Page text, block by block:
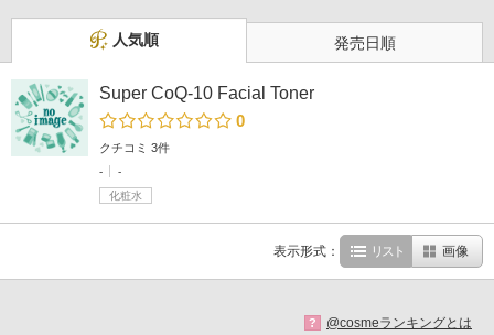
人気順 発売日順
Super CoQ-10 Facial Toner
0
クチコミ 3件
-
-
化粧水
表示形式： リスト 画像
? @cosmeランキングとは